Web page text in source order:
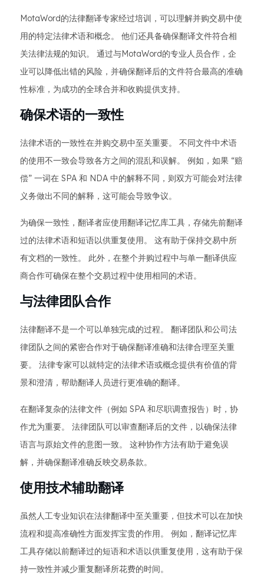
MotaWord的法律翻译专家经过培训，可以理解并购交易中使
用的特定法律术语和概念。 他们还具备确保翻译文件符合相
关法律法规的知识。 通过与MotaWord的专业人员合作，企
业可以降低出错的风险，并确保翻译后的文件符合最高的准确
性标准，为成功的全球合并和收购提供支持。
确保术语的一致性
法律术语的一致性在并购交易中至关重要。 不同文件中术语
的使用不一致会导致各方之间的混乱和误解。 例如，如果 “赔
偿” 一词在 SPA 和 NDA 中的解释不同，则双方可能会对法律
义务做出不同的解释，这可能会导致争议。
为确保一致性，翻译者应使用翻译记忆库工具，存储先前翻译
过的法律术语和短语以供重复使用。 这有助于保持交易中所
有文档的一致性。 此外，在整个并购过程中与单一翻译供应
商合作可确保在整个交易过程中使用相同的术语。
与法律团队合作
法律翻译不是一个可以单独完成的过程。 翻译团队和公司法
律团队之间的紧密合作对于确保翻译准确和法律合理至关重
要。 法律专家可以就特定的法律术语或概念提供有价值的背
景和澄清，帮助翻译人员进行更准确的翻译。
在翻译复杂的法律文件（例如 SPA 和尽职调查报告）时，协
作尤为重要。 法律团队可以审查翻译后的文件，以确保法律
语言与原始文件的意图一致。 这种协作方法有助于避免误
解，并确保翻译准确反映交易条款。
使用技术辅助翻译
虽然人工专业知识在法律翻译中至关重要，但技术可以在加快
流程和提高准确性方面发挥宝贵的作用。 例如，翻译记忆库
工具存储以前翻译过的短语和术语以供重复使用，这有助于保
持一致性并减少重复翻译所花费的时间。